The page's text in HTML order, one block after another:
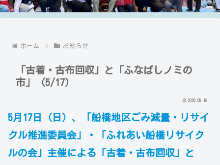
ホーム お知らせ
「古着・古布回収」と「ふなばしノミの
市」（5/17）
2026.05.18
5月17日（日）、「船橋地区ごみ減量・リサイ
クル推進委員会」・「ふれあい船橋リサイク
ルの会」主催による「古着・古布回収」と